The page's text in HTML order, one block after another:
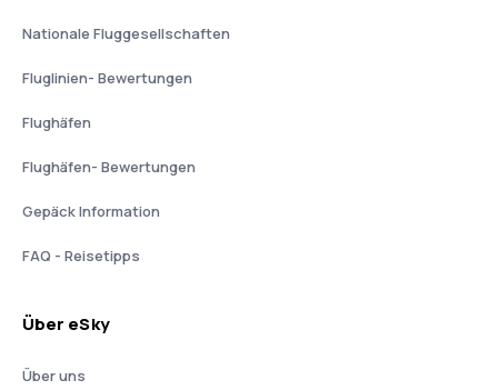
Nationale Fluggesellschaften
Fluglinien- Bewertungen
Flughäfen
Flughäfen- Bewertungen
Gepäck Information
FAQ - Reisetipps
Über eSky
Über uns